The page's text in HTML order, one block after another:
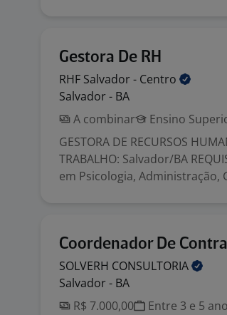
Gestora De RH
RHF Salvador - Centro
Salvador - BA
A combinar
Ensino
GESTORA DE RECURSOS
TRABALHO: Salvador/BA
em Psicologia, Administração,
Coordenador De
SOLVERH CONSULTORIA
Salvador - BA
R$ 7.000,00
Entre 3 e 5